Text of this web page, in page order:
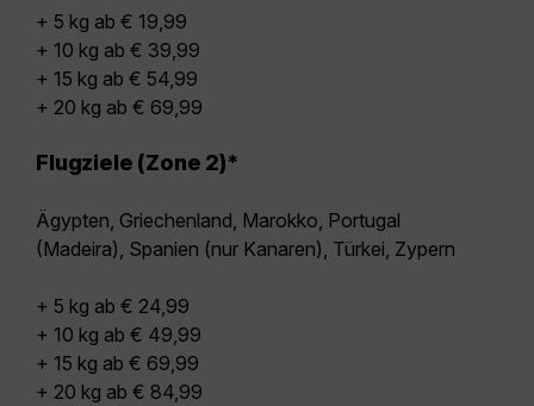
+ 5 kg ab € 19,99
+ 10 kg ab € 39,99
+ 15 kg ab € 54,99
+ 20 kg ab € 69,99
Flugziele (Zone 2)*
Ägypten, Griechenland, Marokko, Portugal
(Madeira), Spanien (nur Kanaren), Türkei, Zypern
+ 5 kg ab € 24,99
+ 10 kg ab € 49,99
+ 15 kg ab € 69,99
+ 20 kg ab € 84,99